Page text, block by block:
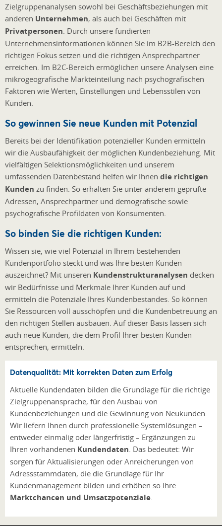
Zielgruppenanalysen sowohl bei Geschäftsbeziehungen mit
anderen Unternehmen, als auch bei Geschäften mit
Privatpersonen . Durch unsere fundierten
Unternehmensinformationen können Sie im B2B-Bereich den
richtigen Fokus setzen und die richtigen Ansprechpartner
erreichen. Im B2C-Bereich ermöglichen unsere Analysen eine
mikrogeografische Markteinteilung nach psychografischen
Faktoren wie Werten, Einstellungen und Lebensstilen von
Kunden.
So gewinnen Sie neue Kunden mit Potenzial
Bereits bei der Identifikation potenzieller Kunden ermitteln
wir die Ausbaufähigkeit der möglichen Kundenbeziehung. Mit
vielfältigen Selektionsmöglichkeiten und unserem
umfassenden Datenbestand helfen wir Ihnen die richtigen
Kunden zu finden. So erhalten Sie unter anderem geprüfte
Adressen, Ansprechpartner und demografische sowie
psychografische Profildaten von Konsumenten.
So binden Sie die richtigen Kunden:
Wissen sie, wie viel Potenzial in Ihrem bestehenden
Kundenportfolio steckt und was Ihre besten Kunden
auszeichnet? Mit unseren Kundenstrukturanalysen decken
wir Bedürfnisse und Merkmale Ihrer Kunden auf und
ermitteln die Potenziale Ihres Kundenbestandes. So können
Sie Ressourcen voll ausschöpfen und die Kundenbetreuung an
den richtigen Stellen ausbauen. Auf dieser Basis lassen sich
auch neue Kunden, die dem Profil Ihrer besten Kunden
entsprechen, ermitteln.
Datenqualität: Mit korrekten Daten zum Erfolg
Aktuelle Kundendaten bilden die Grundlage für die richtige
Zielgruppenansprache, für den Ausbau von
Kundenbeziehungen und die Gewinnung von Neukunden.
Wir liefern Ihnen durch professionelle Systemlösungen –
entweder einmalig oder längerfristig – Ergänzungen zu
Ihren vorhandenen Kundendaten . Das bedeutet: Wir
sorgen für Aktualisierungen oder Anreicherungen von
Adressstammdaten, die die Grundlage für Ihr
Kundenmanagement bilden und erhöhen so Ihre
Marktchancen und Umsatzpotenziale